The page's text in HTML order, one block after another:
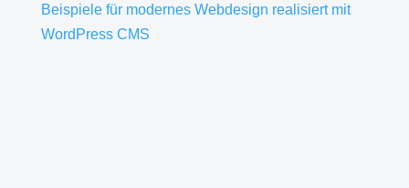
Beispiele für modernes Webdesign realisiert mit
WordPress CMS